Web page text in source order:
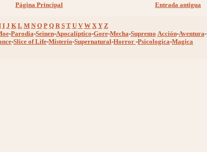
Entrada antigua
Página Principal
I J K L M N O P Q R S T U V W X Y Z
-Parodia-Seinen-Apocalíptico-Gore-Mecha-Supremo Acción-Aventura-
-Slice of Life-Misterio-Supernatural-Horror -Psicologica-Magica